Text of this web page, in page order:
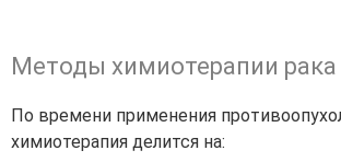
Методы химиотерапии рака
По времени применения
химиотерапия делится на: